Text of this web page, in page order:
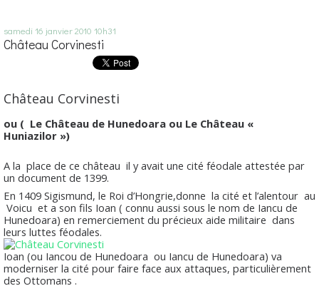
samedi 16 janvier 2010 10h31
Château Corvinesti
Château Corvinesti
ou ( Le Château de Hunedoara ou Le Château «
Huniazilor »)
A la place de ce château il y avait une cité féodale attestée par
un document de 1399.
En 1409 Sigismund, le Roi d’Hongrie,donne la cité et l’alentour au
Voicu et a son fils Ioan ( connu aussi sous le nom de Iancu de
Hunedoara) en remerciement du précieux aide militaire dans
leurs luttes féodales.
Ioan (ou Iancou de Hunedoara ou Iancu de Hunedoara) va
moderniser la cité pour faire face aux attaques, particulièrement
des Ottomans .